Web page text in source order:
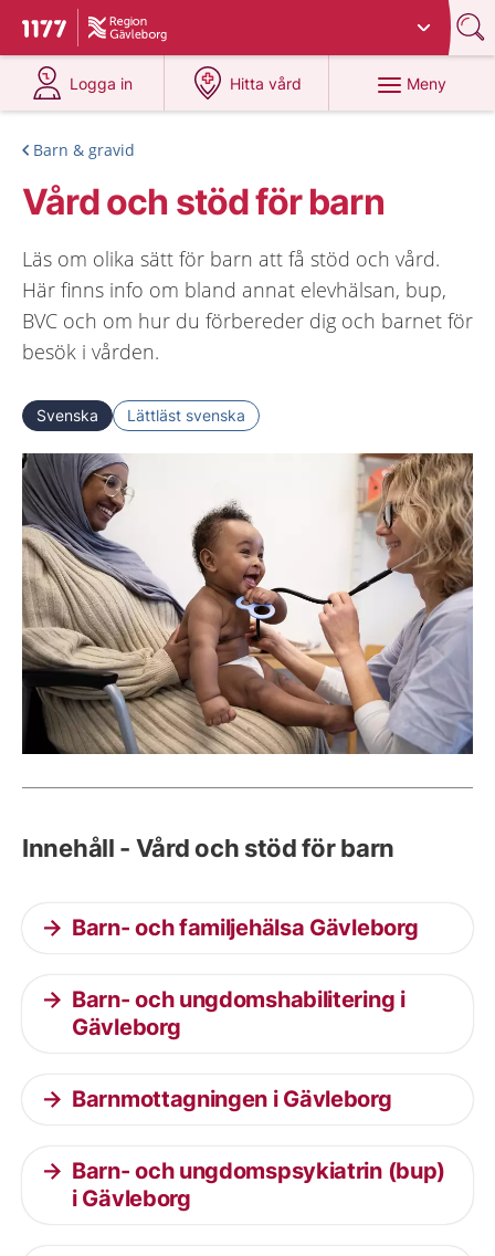
Till startsidan för 1177
Du har valt region
Logga in
på 1177.se
Hitta vård
på 1177.se
Meny
Barn & gravid
Vård och stöd för barn
Läs om olika sätt för barn att få stöd och vård.
Här finns info om bland annat elevhälsan, bup,
BVC och om hur du förbereder dig och barnet för
besök i vården.
Svenska Lättläst svenska
Innehåll - Vård och stöd för barn
Barn- och familjehälsa Gävleborg
Barn- och ungdomshabilitering i
Gävleborg
Barnmottagningen i Gävleborg
Barn- och ungdomspsykiatrin (bup)
i Gävleborg